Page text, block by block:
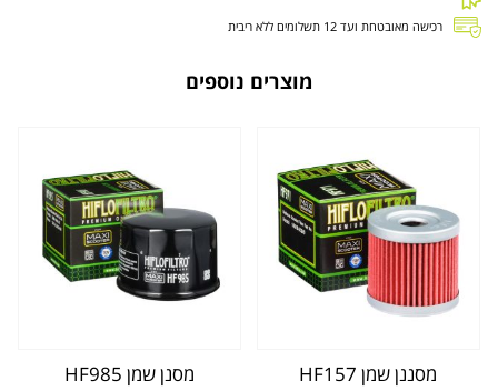
רכישה מאובטחת ועד 12 תשלומים ללא ריבית
מוצרים נוספים
מסננן שמן HF157
מסנן שמן HF985